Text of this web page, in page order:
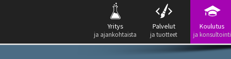
Yritys
ja ajankohtaista
Palvelut
ja tuotteet
Koulutus
ja konsultointi